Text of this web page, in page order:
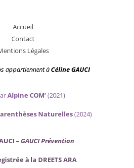
Accueil
Contact
Légales
appartiennentàCéline GAUCI
Alpine COM’(2021)
Naturelles(2024)
–GAUCI Prévention
à la DREETS ARA